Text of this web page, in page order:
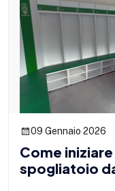
09 Gennaio 2026
Come
spogliatoio